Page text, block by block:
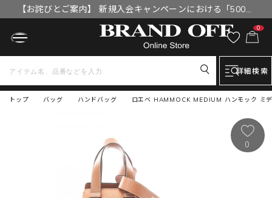
【お詫びとご案内】 新規入会キャンペーンにおける「500円
OFFクーポン」付与漏れと補填について
0
詳細検索
トップ ロエベ HAMMOCK MEDIUM ハンモック ミ
バッグ ハンドバッグ
0